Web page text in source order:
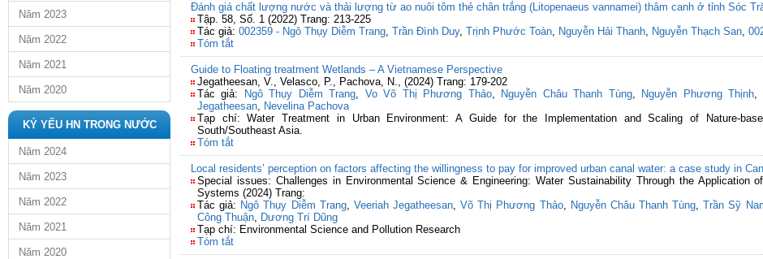
Năm 2023
Năm 2022
Năm 2021
Năm 2020
KỶ YẾU HN TRONG NƯỚC
Năm 2024
Năm 2023
Năm 2022
Năm 2021
Năm 2020
Đánh giá chất lượng nước và thải lượng từ ao nuôi tôm thẻ chân trắng (Litopenaeus vannamei) thâm canh ở tỉnh Sóc
Tập. 58, Số. 1 (2022) Trang: 213-225
Tác giả: 002359 - Ngô Thụy Diễm Trang, Trần Đình Duy, Trịnh Phước Toàn, Nguyễn Hải Thanh, Nguyễn Thạch San,
Tóm tắt
Guide to Floating treatment Wetlands – A Vietnamese Perspective
Jegatheesan, V., Velasco, P., Pachova, N., (2024) Trang: 179-202
Tác giả:
Ngô Thụy Diễm Trang, Vo Võ Thị Phương Thảo, Nguyễn Châu Thanh Tùng, Nguyễn Phương Thịnh,
Jegatheesan, Nevelina Pachova
Tạp chí: Water Treatment in Urban Environment: A Guide for the Implementation and Scaling of Nature-
South/Southeast Asia.
Tóm tắt
Local residents’ perception on factors affecting the willingness to pay for improved urban canal water: a case study in
Special issues: Challenges in Environmental Science & Engineering: Water Sustainability Through the Application
Systems (2024) Trang:
Tác giả: Ngô Thụy Diễm Trang, Veeriah Jegatheesan,Võ Thị Phương Thảo, Nguyễn Châu Thanh Tùng,Trần Sỹ
Công Thuận, Dương Trí Dũng
Tạp chí: Environmental Science and Pollution Research
Tóm tắt